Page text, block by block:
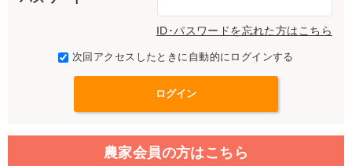
ID･パスワードを忘れた方はこちら
次回アクセスしたときに自動的にログインする
農家会員の方はこちら